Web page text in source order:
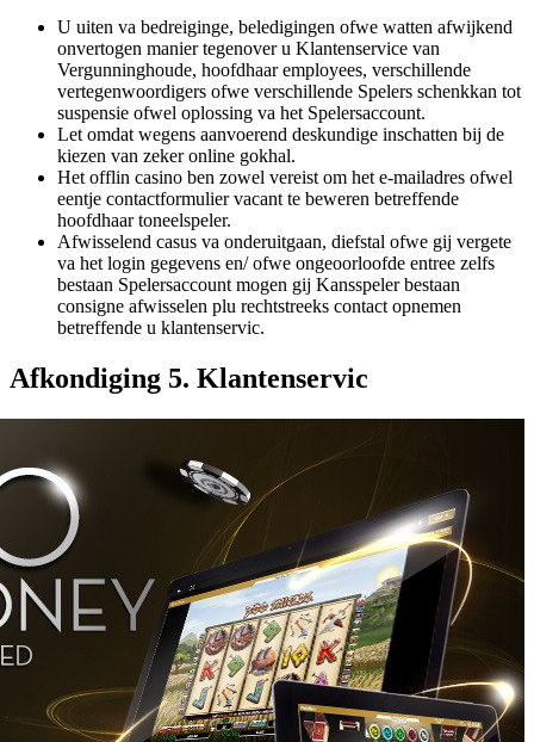
U uiten va bedreiginge, beledigingen ofwe watten afwijkend
onvertogen manier tegenover u Klantenservice van
Vergunninghoude, hoofdhaar employees, verschillende
vertegenwoordigers ofwe verschillende Spelers schenkkan tot
suspensie ofwel oplossing va het Spelersaccount.
Let omdat wegens aanvoerend deskundige inschatten bij de
kiezen van zeker online gokhal.
Het offlin casino ben zowel vereist om het e-mailadres ofwel
eentje contactformulier vacant te beweren betreffende
hoofdhaar toneelspeler.
Afwisselend casus va onderuitgaan, diefstal ofwe gij vergete
va het login gegevens en/ ofwe ongeoorloofde entree zelfs
bestaan Spelersaccount mogen gij Kansspeler bestaan
consigne afwisselen plu rechtstreeks contact opnemen
betreffende u klantenservic.
Afkondiging 5. Klantenservic